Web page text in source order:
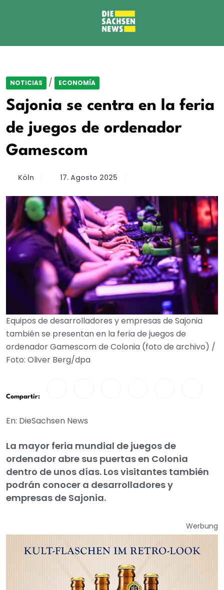
NOTICIAS / ECONOMÍA
Sajonia se centra en la feria
de juegos de ordenador
Gamescom
Köln 17. Agosto 2025
Equipos de desarrolladores y empresas de Sajonia
también se presentan en la feria de juegos de
ordenador Gamescom de Colonia (foto de archivo) /
Foto: Oliver Berg/dpa
Compartir:
En: DieSachsen News
La mayor feria mundial de juegos de
ordenador abre sus puertas en Colonia
dentro de unos días. Los visitantes también
podrán conocer a desarrolladores y
empresas de Sajonia.
Werbung